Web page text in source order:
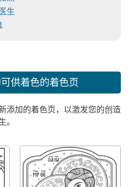
生
供着色的着色页
添加的着色页，以激发您的创造
。